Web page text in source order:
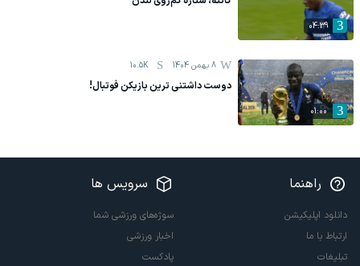
04:39
01:00
8 بهمن 1404 10.5K
دوست داشتنی ترین بازیکن فوتبال!
راهنما
دانلود اپلیکیشن
ارتباط با ما
تبلیغات
سرویس ها
سوژه‌های ورزشی شما
اخبار ورزشی
پادکست